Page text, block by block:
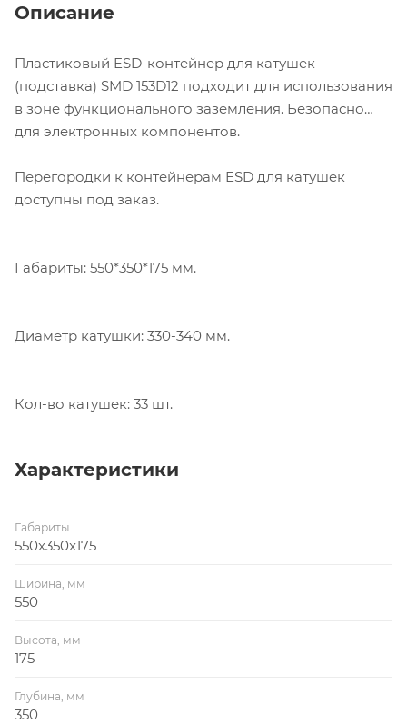
Описание
Пластиковый ESD-контейнер для катушек
(подставка) SMD 153D12 подходит для использования
в зоне функционального заземления. Безопасно
для электронных компонентов.
Перегородки к контейнерам ESD для катушек
доступны под заказ.
Габариты: 550*350*175 мм.
Диаметр катушки: 330-340 мм.
Кол-во катушек: 33 шт.
Характеристики
Габариты
550x350x175
Ширина, мм
550
Высота, мм
175
Глубина, мм
350